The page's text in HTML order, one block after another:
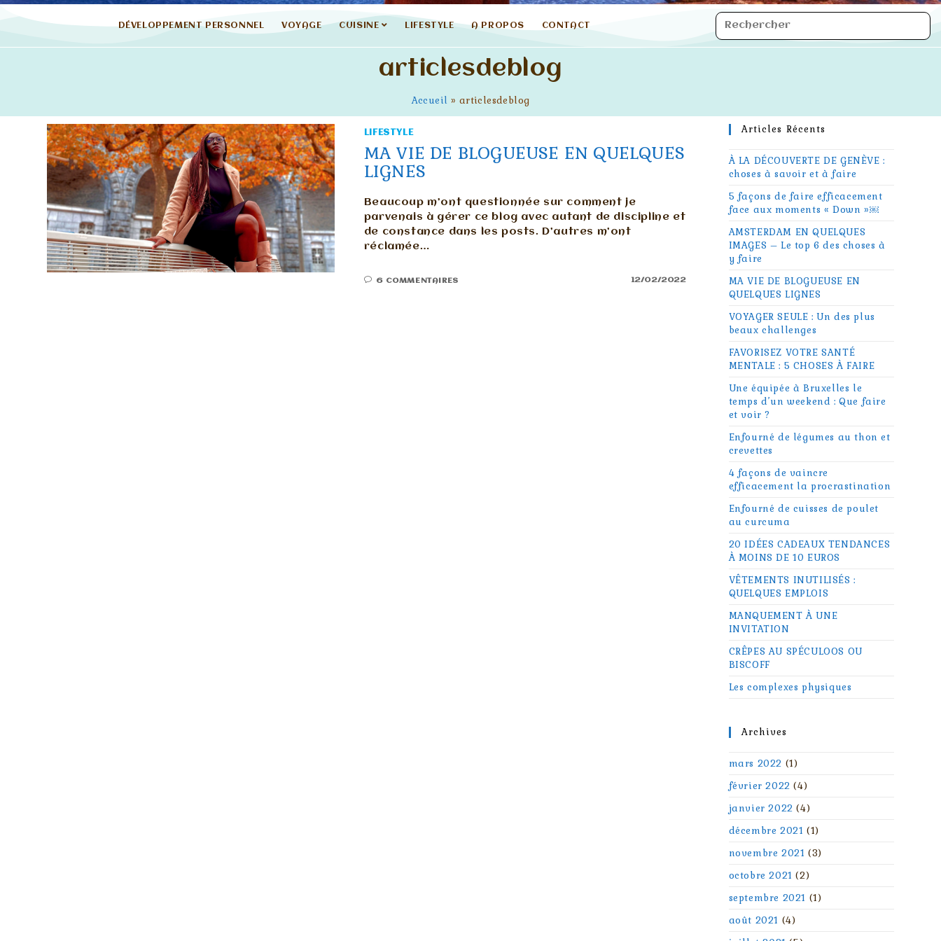
DÉVELOPPEMENT PERSONNEL VOYAGE CUISINE LIFESTYLE A PROPOS CONTACT
articlesdeblog
Accueil » articlesdeblog
LIFESTYLE
MA VIE DE BLOGUEUSE EN QUELQUES
LIGNES
Beaucoup m’ont questionnée sur comment je
parvenais à gérer ce blog avec autant de discipline et
de constance dans les posts. D’autres m’ont
réclamée…
6 COMMENTAIRES 12/02/2022
Articles Récents
À LA DÉCOUVERTE DE GENÈVE :
choses à savoir et à faire
5 façons de faire efficacement
face aux moments « Down »￼
AMSTERDAM EN QUELQUES
IMAGES – Le top 6 des choses à
y faire
MA VIE DE BLOGUEUSE EN
QUELQUES LIGNES
VOYAGER SEULE : Un des plus
beaux challenges
FAVORISEZ VOTRE SANTÉ
MENTALE : 5 CHOSES À FAIRE
Une équipée à Bruxelles le
temps d’un weekend : Que faire
et voir ?
Enfourné de légumes au thon et
crevettes
4 façons de vaincre
efficacement la procrastination
Enfourné de cuisses de poulet
au curcuma
20 IDÉES CADEAUX TENDANCES
À MOINS DE 10 EUROS
VÊTEMENTS INUTILISÉS :
QUELQUES EMPLOIS
MANQUEMENT À UNE
INVITATION
CRÊPES AU SPÉCULOOS OU
BISCOFF
Les complexes physiques
Archives
mars 2022 (1)
février 2022 (4)
janvier 2022 (4)
décembre 2021 (1)
novembre 2021 (3)
octobre 2021 (2)
septembre 2021 (1)
août 2021 (4)